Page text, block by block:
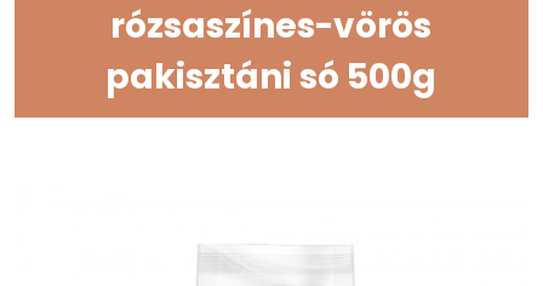
rózsaszínes-vörös
pakisztáni só 500g